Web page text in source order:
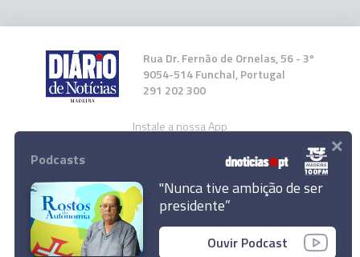
Rua Dr. Fernão de Ornelas, 56 - 3º
9054-514 Funchal, Portugal
291 202 300
Instale a nossa App
© 2023 Empresa Diário de Notícias, Lda.
Todos os direitos reservados.
Podcasts
"Nunca tive ambição de ser
presidente”
Ouvir Podcast
×